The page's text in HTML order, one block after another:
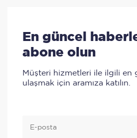
En güncel
abone olun
Müşteri hizmetleri ile ilgili en
ulaşmak için aramıza katılın.